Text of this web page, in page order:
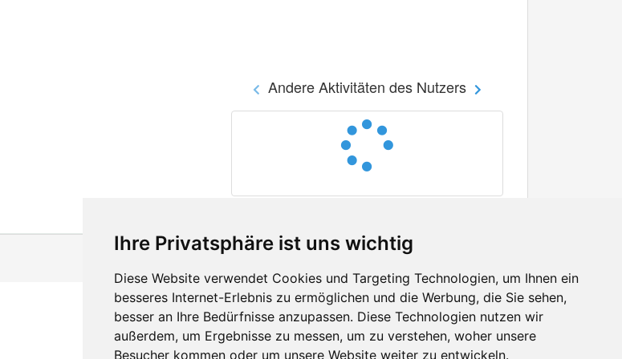
Ihre Privatsphäre ist uns wichtig
Diese Website verwendet Cookies und Targeting Technologien, um Ihnen ein
besseres Internet-Erlebnis zu ermöglichen und die Werbung, die Sie sehen,
besser an Ihre Bedürfnisse anzupassen. Diese Technologien nutzen wir
außerdem, um Ergebnisse zu messen, um zu verstehen, woher unsere
Besucher kommen oder um unsere Website weiter zu entwickeln.
Andere Aktivitäten des Nutzers
Kontakt
Feedback
Fehler melden
Facebook
Twitter
YouTube